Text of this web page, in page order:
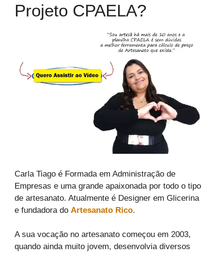
Projeto CPAELA?
Carla Tiago é Formada em Administração de
Empresas e uma grande apaixonada por todo o tipo
de artesanato. Atualmente é Designer em Glicerina
e fundadora do Artesanato Rico.
A sua vocação no artesanato começou em 2003,
quando ainda muito jovem, desenvolvia diversos